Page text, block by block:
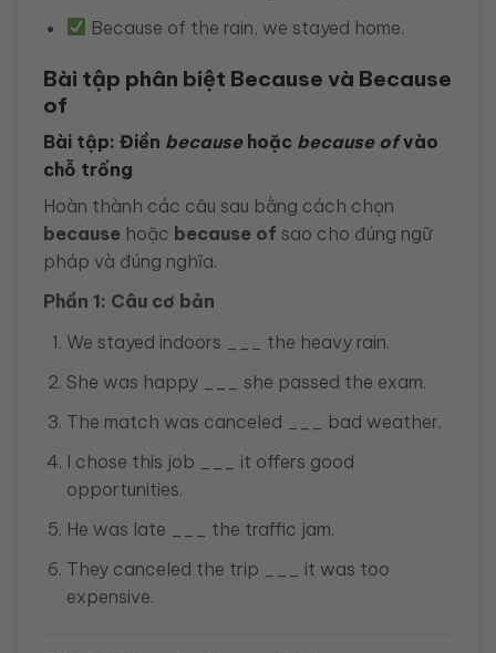
Because of the rain, we stayed home.
Bài tập phân biệt Because và Because
of
Bài tập: Điền becausehoặc because ofvào
chỗ trống
Hoàn thành các câu sau bằng cách chọn
because hoặc because of sao cho đúng ngữ
pháp và đúng nghĩa.
Phần 1: Câu cơ bản
We stayed indoors ___ the heavy rain.
She was happy ___ she passed the exam.
The match was canceled ___ bad weather.
I chose this job ___ it offers good
opportunities.
He was late ___ the traffic jam.
They canceled the trip ___ it was too
expensive.